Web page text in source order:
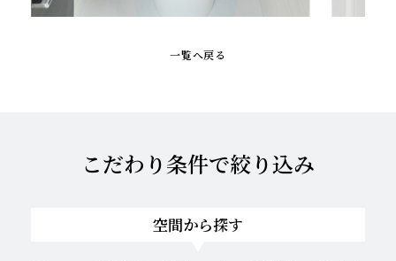
一覧へ戻る
こだわり条件で絞り込み
空間から探す